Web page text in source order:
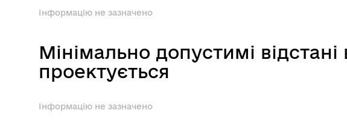
Інформацію не зазначено
Мінімально допустимі відстані
проектується
Інформацію не зазначено